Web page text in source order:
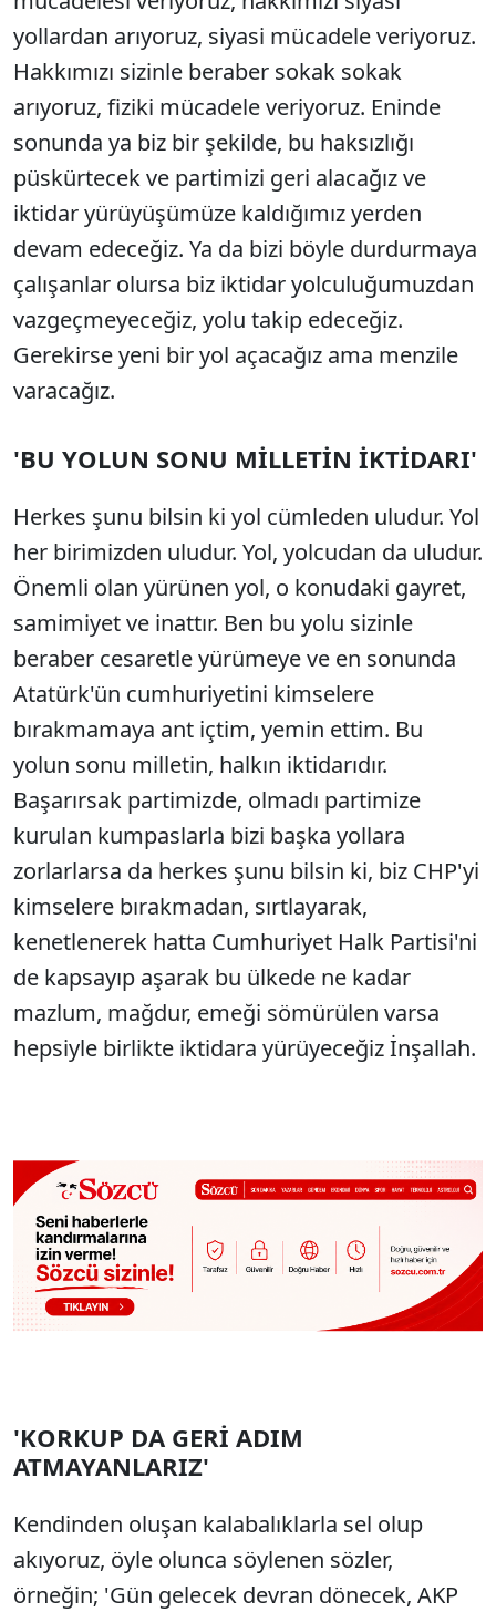
yollardan arıyoruz, siyasi mücadele veriyoruz.
Hakkımızı sizinle beraber sokak sokak
arıyoruz, fiziki mücadele veriyoruz. Eninde
sonunda ya biz bir şekilde, bu haksızlığı
püskürtecek ve partimizi geri alacağız ve
iktidar yürüyüşümüze kaldığımız yerden
devam edeceğiz. Ya da bizi böyle durdurmaya
çalışanlar olursa biz iktidar yolculuğumuzdan
vazgeçmeyeceğiz, yolu takip edeceğiz.
Gerekirse yeni bir yol açacağız ama menzile
varacağız.
'BU YOLUN SONU MİLLETİN İKTİDARI'
Herkes şunu bilsin ki yol cümleden uludur. Yol
her birimizden uludur. Yol, yolcudan da uludur.
Önemli olan yürünen yol, o konudaki gayret,
samimiyet ve inattır. Ben bu yolu sizinle
beraber cesaretle yürümeye ve en sonunda
Atatürk'ün cumhuriyetini kimselere
bırakmamaya ant içtim, yemin ettim. Bu
yolun sonu milletin, halkın iktidarıdır.
Başarırsak partimizde, olmadı partimize
kurulan kumpaslarla bizi başka yollara
zorlarlarsa da herkes şunu bilsin ki, biz CHP'yi
kimselere bırakmadan, sırtlayarak,
kenetlenerek hatta Cumhuriyet Halk Partisi'ni
de kapsayıp aşarak bu ülkede ne kadar
mazlum, mağdur, emeği sömürülen varsa
hepsiyle birlikte iktidara yürüyeceğiz İnşallah.
'KORKUP DA GERİ ADIM
ATMAYANLARIZ'
Kendinden oluşan kalabalıklarla sel olup
akıyoruz, öyle olunca söylenen sözler,
örneğin; 'Gün gelecek devran dönecek, AKP